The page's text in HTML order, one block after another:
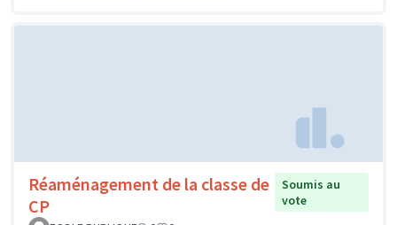
Réaménagement de la classe de
CP
Soumis au
vote